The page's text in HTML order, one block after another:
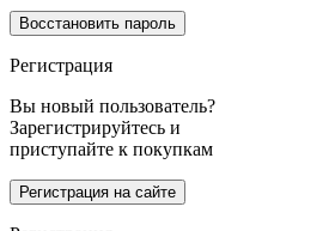
Регистрация
Вы новый пользователь?
Зарегистрируйтесь и
приступайте к покупкам